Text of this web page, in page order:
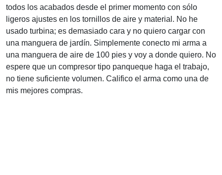
todos los acabados desde el primer momento con sólo
ligeros ajustes en los tornillos de aire y material. No he
usado turbina; es demasiado cara y no quiero cargar con
una manguera de jardín. Simplemente conecto mi arma a
una manguera de aire de 100 pies y voy a donde quiero. No
espere que un compresor tipo panqueque haga el trabajo,
no tiene suficiente volumen. Califico el arma como una de
mis mejores compras.